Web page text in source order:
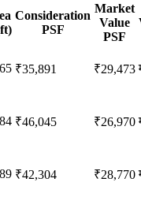
Consideration
PSF
Market
Value
PSF
₹35,891 ₹29,473
₹46,045 ₹26,970
₹42,304 ₹28,770